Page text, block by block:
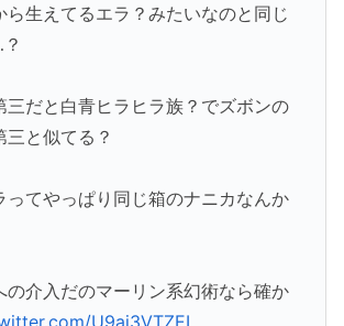
ら生えてるエラ？みたいなのと同じ
三だと白青ヒラヒラ族？でズボンの
と似てる？
ってやっぱり同じ箱のナニカなんか
の介入だのマーリン系幻術なら確か
U9ai3VTZEL